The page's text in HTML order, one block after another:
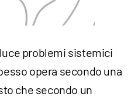
problemi sistemici
opera secondo una
che secondo un